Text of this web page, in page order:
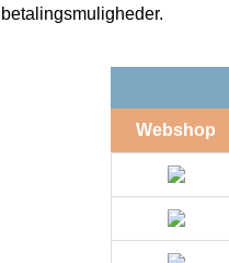
betalingsmuligheder.
Webshop